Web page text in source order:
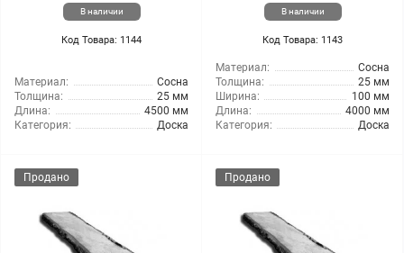
В наличии
Код Товара: 1144
Материал:
Сосна
Толщина:
25 мм
Длина:
4500 мм
Категория:
Доска
В наличии
Код Товара: 1143
Материал:
Сосна
Толщина:
25 мм
Ширина:
100 мм
Длина:
4000 мм
Категория:
Доска
Продано Продано